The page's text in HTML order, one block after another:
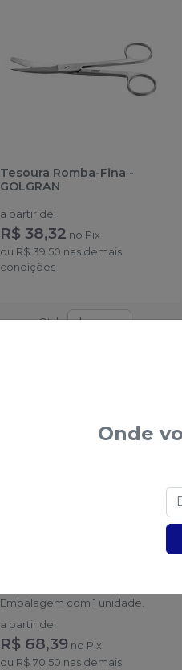
Tesoura Romba-Fina -
GOLGRAN
a partir de:
R$ 38,32 no Pix
ou R$ 39,50 nas demais
condições
Qtd:
Embalagem com 1 unidade.
a partir de:
R$ 68,39 no Pix
ou R$ 70,50 nas demais
Onde